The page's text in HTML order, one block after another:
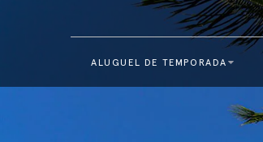
ALUGUEL DE TEMPORADA